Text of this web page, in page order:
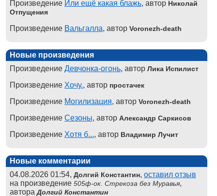
Произведение Или ещё какая блажь, автор Николай
Отпущения
Произведение Вальгалла, автор Voronezh-death
Новые произведения
Произведение Девчонка-огонь, автор Лика Испилист
Произведение Хочу., автор простачек
Произведение Могилизация, автор Voronezh-death
Произведение Сезоны, автор Александр Саркисов
Произведение Хотя б..., автор Владимир Лучит
Новые комментарии
04.08.2026 01:54, Долгий Константин, оставил отзыв
на произведение 505ф-ок. Стрекоза без Муравья,
автораДолгий Константин